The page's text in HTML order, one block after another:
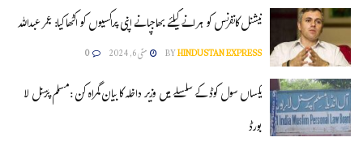
نیشنل کانفرنس کو ہرانے کیلئے بھاجپا نے اپنی پراکسیوں کو اکٹھا کیا: عمر عبداللہ
BYHINDUSTAN EXPRESS مئی 6, 2024 0
یکساں سول کوڈ کے سلسلے میں وزیر داخلہ کا بیان گمراہ کن :مسلم پرسنل لا
بورڈ